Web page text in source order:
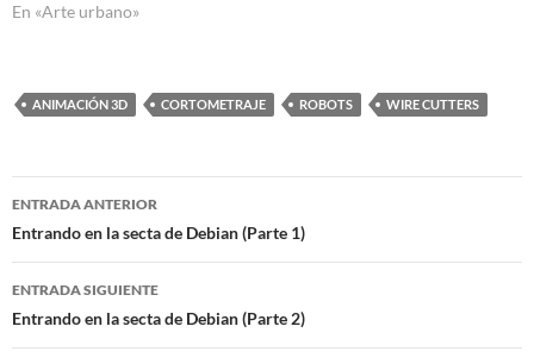
En «Arte urbano»
ANIMACIÓN 3D CORTOMETRAJE ROBOTS WIRE CUTTERS
Navegación
de
entradas
ENTRADA ANTERIOR
Entrando en la secta de Debian (Parte 1)
ENTRADA SIGUIENTE
Entrando en la secta de Debian (Parte 2)